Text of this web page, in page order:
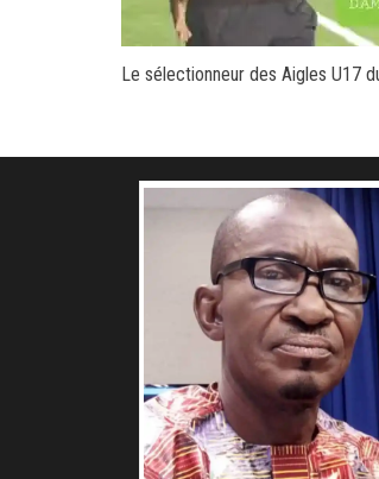
Le sélectionneur des Aigles U17